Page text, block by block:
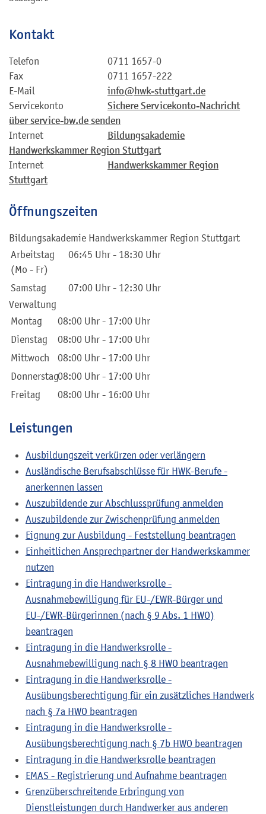
Kontakt
Telefon
0711 1657-0
Fax
0711 1657-222
E-Mail
info@hwk-stuttgart.de
Servicekonto
Sichere Servicekonto-Nachricht
über service-bw.de senden
Internet
Bildungsakademie
Handwerkskammer Region Stuttgart
Internet
Handwerkskammer Region
Stuttgart
Öffnungszeiten
Bildungsakademie Handwerkskammer Region Stuttgart
Arbeitstag
(Mo - Fr)
06:45 Uhr- 18:30 Uhr
Samstag 07:00 Uhr- 12:30 Uhr
Verwaltung
Montag
08:00 Uhr- 17:00 Uhr
Dienstag
08:00 Uhr- 17:00 Uhr
Mittwoch
08:00 Uhr- 17:00 Uhr
Donnerstag08:00 Uhr- 17:00 Uhr
Freitag
08:00 Uhr- 16:00 Uhr
Leistungen
Ausbildungszeit verkürzen oder verlängern
Ausländische Berufsabschlüsse für HWK-Berufe -
anerkennen lassen
Auszubildende zur Abschlussprüfung anmelden
Auszubildende zur Zwischenprüfung anmelden
Eignung zur Ausbildung - Feststellung beantragen
Einheitlichen Ansprechpartner der Handwerkskammer
nutzen
Eintragung in die Handwerksrolle -
Ausnahmebewilligung für EU-/EWR-Bürger und
EU-/EWR-Bürgerinnen (nach § 9 Abs. 1 HWO)
beantragen
Eintragung in die Handwerksrolle -
Ausnahmebewilligung nach § 8 HWO beantragen
Eintragung in die Handwerksrolle -
Ausübungsberechtigung für ein zusätzliches Handwerk
nach § 7a HWO beantragen
Eintragung in die Handwerksrolle -
Ausübungsberechtigung nach § 7b HWO beantragen
Eintragung in die Handwerksrolle beantragen
EMAS - Registrierung und Aufnahme beantragen
Grenzüberschreitende Erbringung von
Dienstleistungen durch Handwerker aus anderen